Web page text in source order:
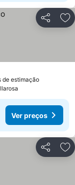
Partilhar
de estimação
Ver preços
Partilhar